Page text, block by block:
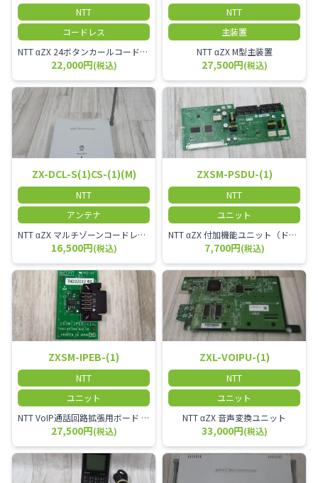
NTT
コードレス
NTT αZX 24ボタンカールコードレス電話機 無線タイプ、電話機と子機が離れるタイプのカールコードレス電話機です。 決裁者様等、オフィス内を頻繁に動かれる方のご使用が多いです。
22,000円(税込)
NTT
主装置
NTT αZX M型主装置
27,500円(税込)
ZX-DCL-S(1)CS-(1)(M)
NTT
アンテナ
NTT αZX マルチゾーンコードレススターアンテナ(マスター)
16,500円(税込)
ZXSM-PSDU-(1)
NTT
ユニット
NTT αZX 付加機能ユニット（ドアホンなど）
7,700円(税込)
ZXSM-IPEB-(1)
NTT
ユニット
NTT VoIP通話回路拡張用ボード ZXSM－IP内線ボード－「1」
27,500円(税込)
ZXL-VOIPU-(1)
NTT
ユニット
NTT αZX 音声変換ユニット
33,000円(税込)